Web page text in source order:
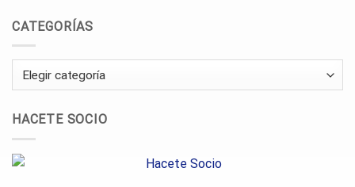
CATEGORÍAS
Categorías
HACETE SOCIO